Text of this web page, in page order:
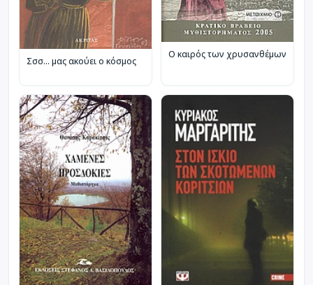
Σσσ... μας ακούει ο κόσμος
Ο καιρός των χρυσανθέμων